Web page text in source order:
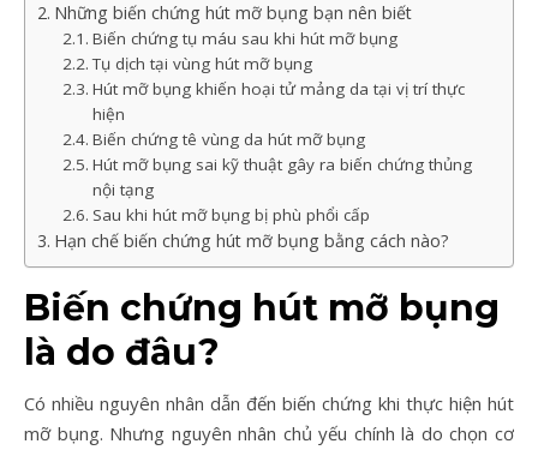
Những biến chứng hút mỡ bụng bạn nên biết
Biến chứng tụ máu sau khi hút mỡ bụng
Tụ dịch tại vùng hút mỡ bụng
Hút mỡ bụng khiến hoại tử mảng da tại vị trí thực
hiện
Biến chứng tê vùng da hút mỡ bụng
Hút mỡ bụng sai kỹ thuật gây ra biến chứng thủng
nội tạng
Sau khi hút mỡ bụng bị phù phổi cấp
Hạn chế biến chứng hút mỡ bụng bằng cách nào?
Biến chứng hút mỡ bụng
là do đâu?
Có nhiều nguyên nhân dẫn đến biến chứng khi thực hiện hút
mỡ bụng. Nhưng nguyên nhân chủ yếu chính là do chọn cơ